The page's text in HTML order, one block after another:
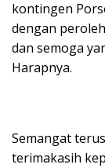
kontingen
dengan
dan semoga
Harapnya.
Semangat
terimakasih